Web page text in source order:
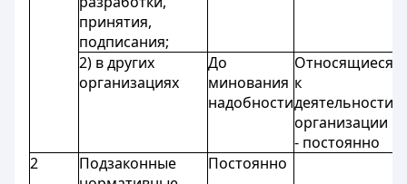
принятия,
подписания;
2) в других
организациях
До
минования
надобности
Относящиеся
к
деятельности
организации
- постоянно
2
Подзаконные
Постоянно